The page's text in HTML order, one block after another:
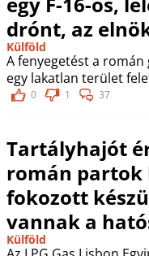
drónt, az
Külföld
A fenyegetést a
egy lakatlan terület
0 1 37
Tartályhajót
román partok
fokozott
vannak a
Külföld